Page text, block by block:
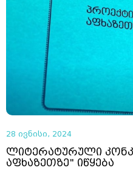
28 ივნისი, 2024
ლიტერატურული
აფხაზეთზე" იწყება